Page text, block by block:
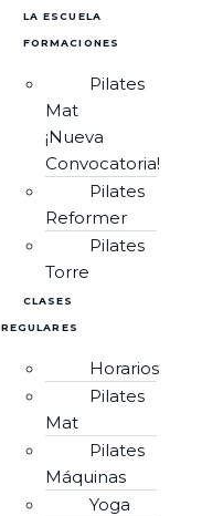
LA ESCUELA
FORMACIONES
Pilates
Mat
¡Nueva
Convocatoria!
Pilates
Reformer
Pilates
Torre
CLASES
REGULARES
Horarios
Pilates
Mat
Pilates
Máquinas
Yoga